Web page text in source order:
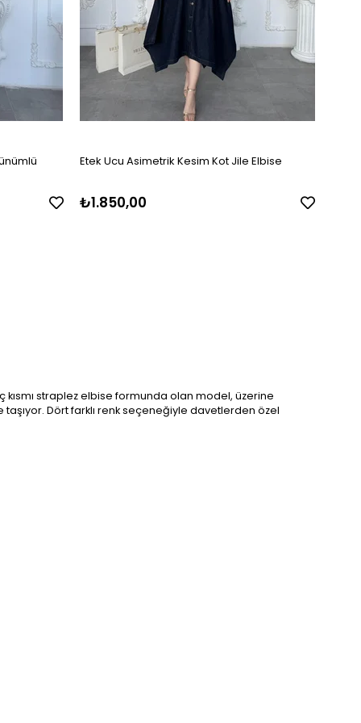
Etek Ucu Asimetrik Kesim Kot Jile Elbise
₺1.850,00
straplez elbise formunda olan model, üzerine
taşıyor. Dört farklı renk seçeneğiyle davetlerden özel